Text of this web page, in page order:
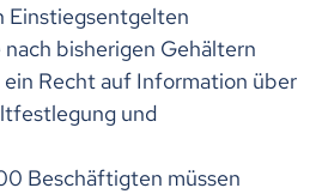
Einstiegsentgelten
bisherigen Gehältern
Recht auf Information über
und
Beschäftigten müssen